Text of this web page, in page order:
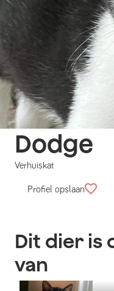
Dodge
Verhuiskat
Profiel opslaan
Dit dier is
van